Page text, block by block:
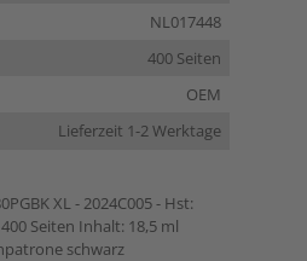
NL017448
400 Seiten
OEM
Lieferzeit 1-2 Werktage
XL - 2024C005 - Hst:
Seiten Inhalt: 18,5 ml
schwarz